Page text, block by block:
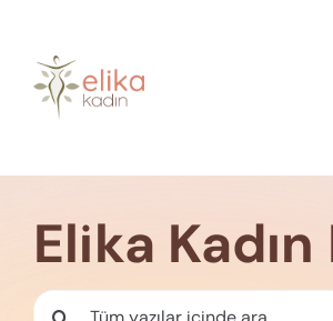
content
Elika
Ara: